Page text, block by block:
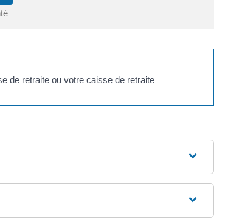
de retraite ou votre caisse de retraite